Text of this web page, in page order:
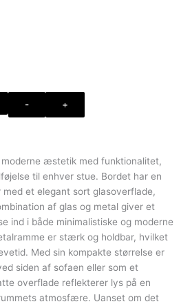
- +
æstetik med funktionalitet,
til enhver stue. Bordet har en
et elegant sort glasoverflade,
af glas og metal giver et
ind i både minimalistiske og moderne
er stærk og holdbar, hvilket
Med sin kompakte størrelse er
siden af sofaen eller som et
overflade reflekterer lys på en
atmosfære. Uanset om det